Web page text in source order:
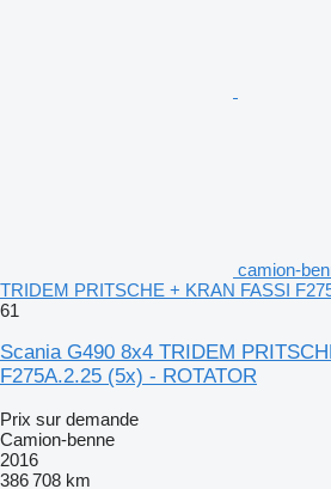
camion-
TRIDEM PRITSCHE + KRAN FASSI
61
Scania G490 8x4 TRIDEM
F275A.2.25 (5x) - ROTATOR
Prix sur demande
Camion-benne
2016
386 708 km